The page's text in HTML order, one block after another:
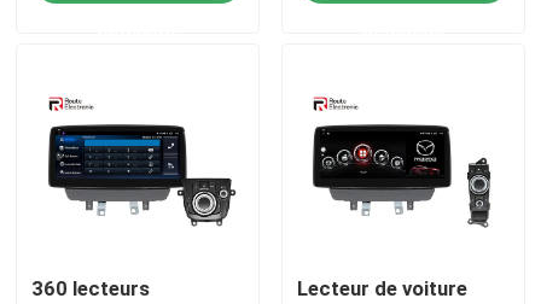
Stéréo de voiture de Mazda
360 lecteurs
Lecteur de voiture